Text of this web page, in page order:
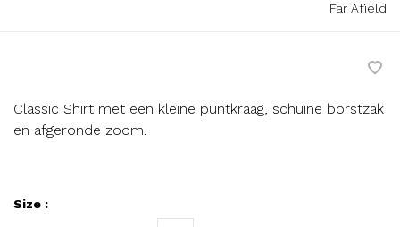
Far Afield
Classic Shirt met een kleine puntkraag, schuine borstzak
en afgeronde zoom.
Size :